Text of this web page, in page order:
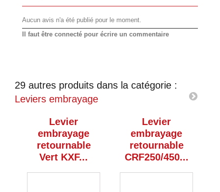
Aucun avis n'a été publié pour le moment.
Il faut être connecté pour écrire un commentaire
29 autres produits dans la catégorie :
Leviers embrayage
Levier
embrayage
retournable
Vert KXF...
Levier
embrayage
retournable
CRF250/450...